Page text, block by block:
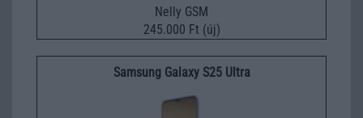
Nelly GSM
245.000 Ft (új)
Samsung Galaxy S25 Ultra